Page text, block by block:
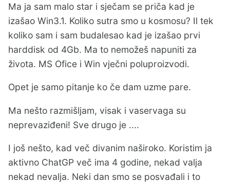
Ma ja sam malo star i sječam se priča kad je
izašao Win3.1. Koliko sutra smo u kosmosu? Il tek
koliko sam i sam budalesao kad je izašao prvi
harddisk od 4Gb. Ma to nemožeš napuniti za
života. MS Ofice i Win vječni poluproizvodi.
Opet je samo pitanje ko če dam uzme pare.
Ma nešto razmišljam, visak i vaservaga su
neprevaziđeni! Sve drugo je ....
I još nešto, kad več divanim naširoko. Koristim ja
aktivno ChatGP več ima 4 godine, nekad valja
nekad nevalja. Neki dan smo se posvađali i to